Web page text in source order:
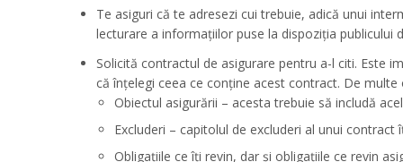
Te asiguri că te adresezi cui trebuie, adică unui
lecturare a informațiilor puse la dispoziția publicului
Solicită contractul de asigurare pentru a-l citi. Este
că înțelegi ceea ce conține acest contract. De
Obiectul asigurării – acesta trebuie să includă
Excluderi – capitolul de excluderi al unui
Obligațiile ce îți revin, dar și obligațiile ce revin